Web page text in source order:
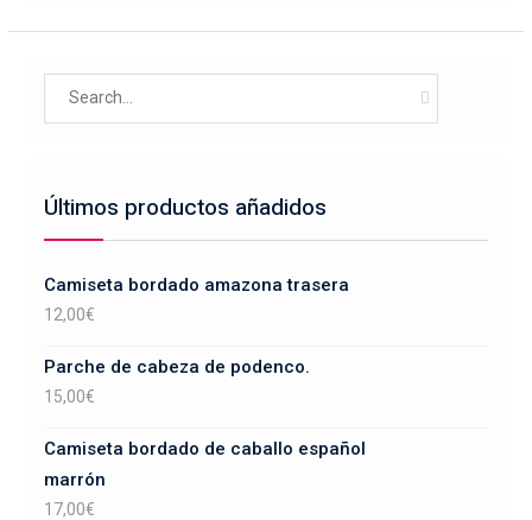
Search
Últimos productos añadidos
Camiseta bordado amazona trasera
12,00€
Parche de cabeza de podenco.
15,00€
Camiseta bordado de caballo español
marrón
17,00€